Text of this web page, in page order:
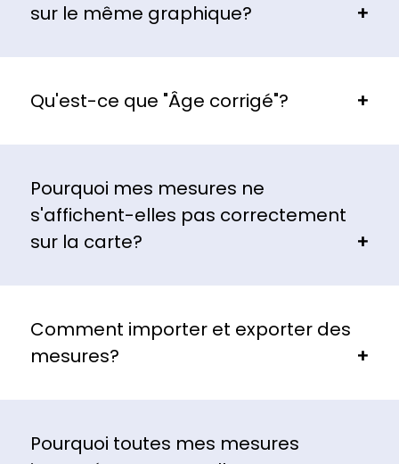
sur le même graphique?
Qu'est-ce que "Âge corrigé"?
Pourquoi mes mesures ne
s'affichent-elles pas correctement
sur la carte?
Comment importer et exporter des
mesures?
Pourquoi toutes mes mesures